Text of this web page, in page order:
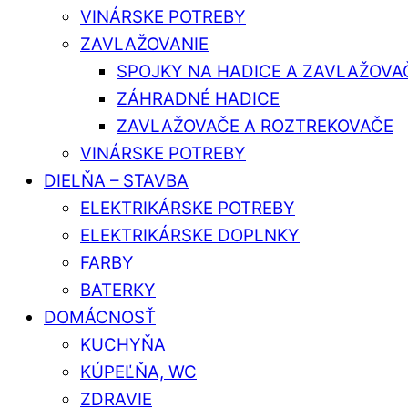
VINÁRSKE POTREBY
ZAVLAŽOVANIE
SPOJKY NA HADICE A
ZÁHRADNÉ HADICE
ZAVLAŽOVAČE A ROZTREKOVAČE
VINÁRSKE POTREBY
DIELŇA – STAVBA
ELEKTRIKÁRSKE POTREBY
ELEKTRIKÁRSKE DOPLNKY
FARBY
BATERKY
DOMÁCNOSŤ
KUCHYŇA
KÚPEĽŇA, WC
ZDRAVIE